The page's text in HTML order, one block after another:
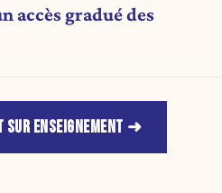
accès gradué des
SUR ENSEIGNEMENT